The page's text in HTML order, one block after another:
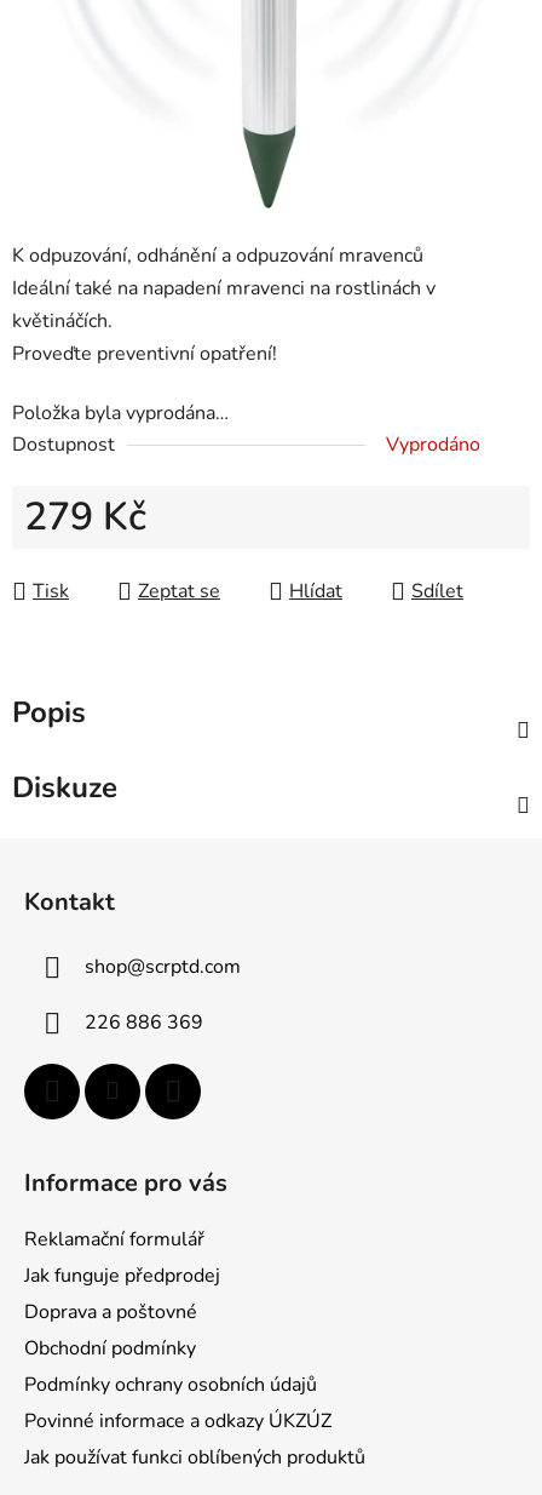
K odpuzování, odhánění a odpuzování mravenců
Ideální také na napadení mravenci na rostlinách v
květináčích.
Proveďte preventivní opatření!
Položka byla vyprodána…
Dostupnost
Vyprodáno
279 Kč
Tisk
Zeptat se Hlídat Sdílet
Popis
Diskuze
Kontakt
shop@scrptd.com
226 886 369
Informace pro vás
Reklamační formulář
Jak funguje předprodej
Doprava a poštovné
Obchodní podmínky
Podmínky ochrany osobních údajů
Povinné informace a odkazy ÚKZÚZ
Jak používat funkci oblíbených produktů